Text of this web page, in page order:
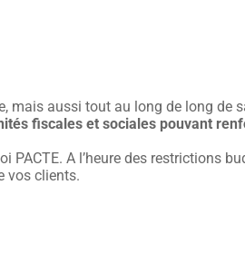
mais aussi tout au long de long de
fiscales et sociales pouvant
A l’heure des restrictions
vos clients.